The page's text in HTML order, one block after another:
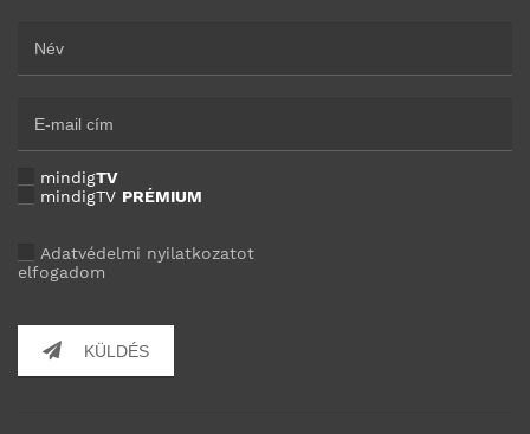
mindigTV
mindigTV PRÉMIUM
Adatvédelmi nyilatkozatot
elfogadom
KÜLDÉS